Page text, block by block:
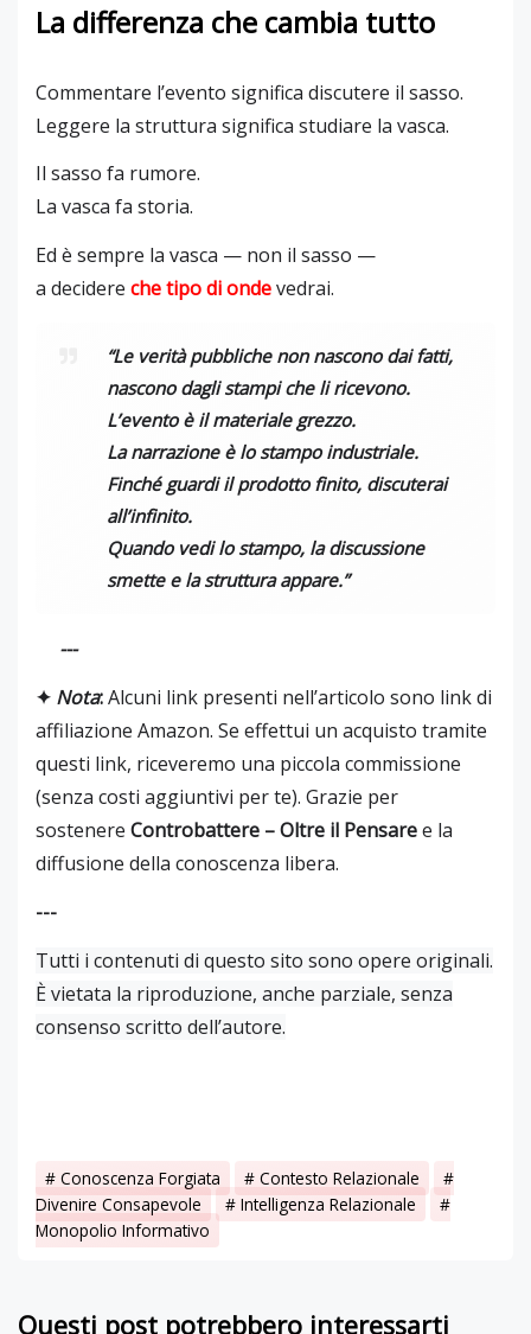
La differenza che cambia tutto
Commentare l’evento significa discutere il sasso.
Leggere la struttura significa studiare la vasca.
Il sasso fa rumore.
La vasca fa storia.
Ed è sempre la vasca — non il sasso —
a decidere che tipo di ondevedrai.
“Le verità pubbliche non nascono dai fatti,
nascono dagli stampi che li ricevono.
L’evento è il materiale grezzo.
La narrazione è lo stampo industriale.
Finché guardi il prodotto finito, discuterai
all’infinito.
Quando vedi lo stampo, la discussione
smette e la struttura appare.”
---
✦ Nota:Alcuni link presenti nell’articolo sono link di
affiliazione Amazon. Se effettui un acquisto tramite
questi link, riceveremo una piccola commissione
(senza costi aggiuntivi per te). Grazie per
sostenere Controbattere – Oltre il Pensaree la
diffusione della conoscenza libera.
---
Tutti i contenuti di questo sito sono opere originali.
È vietata la riproduzione, anche parziale, senza
consenso scritto dell’autore.
Conoscenza Forgiata
Contesto Relazionale
Divenire Consapevole
Intelligenza Relazionale
Monopolio Informativo
Questi post potrebbero interessarti